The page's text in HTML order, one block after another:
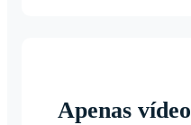
Apenas vídeo